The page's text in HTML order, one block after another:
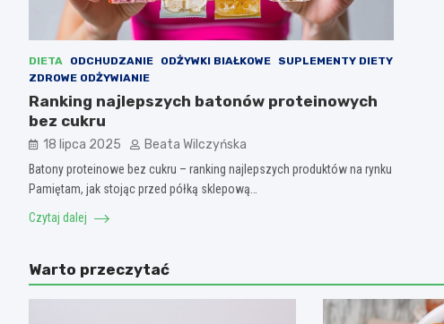
DIETA ODCHUDZANIE ODŻYWKI BIAŁKOWE
SUPLEMENTY DIETY
ZDROWE ODŻYWIANIE
Ranking najlepszych batonów proteinowych
bez cukru
18 lipca 2025 Beata Wilczyńska
Batony proteinowe bez cukru – ranking najlepszych produktów na rynku
Pamiętam, jak stojąc przed półką sklepową…
Czytaj dalej
Warto przeczytać